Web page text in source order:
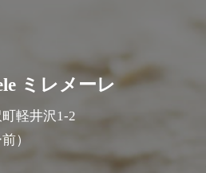
ミレメーレ
軽井沢1-2
）